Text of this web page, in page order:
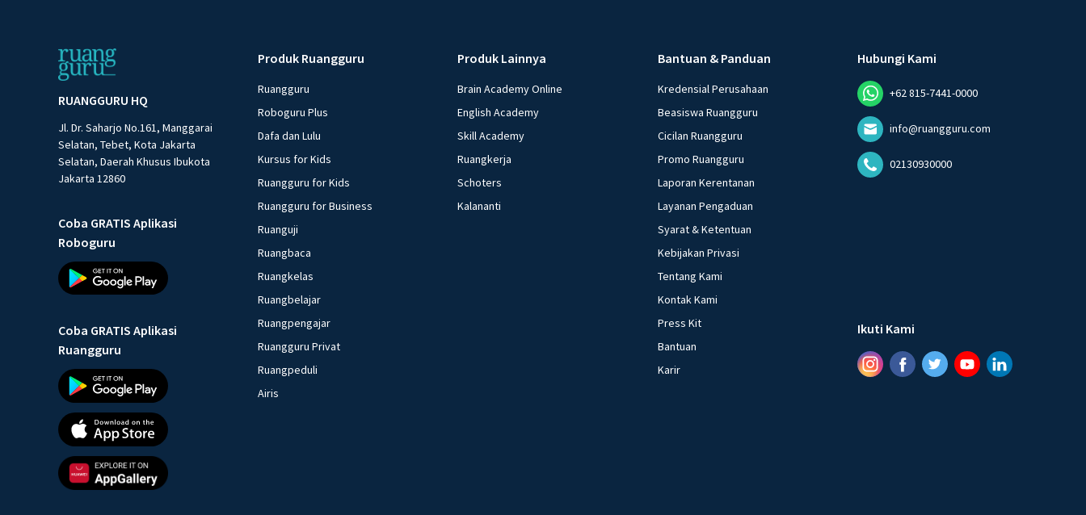
RUANGGURU HQ
Jl. Dr. Saharjo No.161, Manggarai
Selatan, Tebet, Kota Jakarta
Selatan, Daerah Khusus Ibukota
Jakarta 12860
Coba GRATIS Aplikasi
Roboguru
Coba GRATIS Aplikasi
Ruangguru
Produk Ruangguru
Ruangguru
Roboguru Plus
Dafa dan Lulu
Kursus for Kids
Ruangguru for Kids
Ruangguru for Business
Ruanguji
Ruangbaca
Ruangkelas
Ruangbelajar
Ruangpengajar
Ruangguru Privat
Ruangpeduli
Airis
Produk Lainnya
Brain Academy Online
English Academy
Skill Academy
Ruangkerja
Schoters
Kalananti
Bantuan & Panduan
Kredensial Perusahaan
Beasiswa Ruangguru
Cicilan Ruangguru
Promo Ruangguru
Laporan Kerentanan
Layanan Pengaduan
Syarat & Ketentuan
Kebijakan Privasi
Tentang Kami
Kontak Kami
Press Kit
Bantuan
Karir
Hubungi Kami
+62 815-7441-0000
info@ruangguru.com
02130930000
Ikuti Kami